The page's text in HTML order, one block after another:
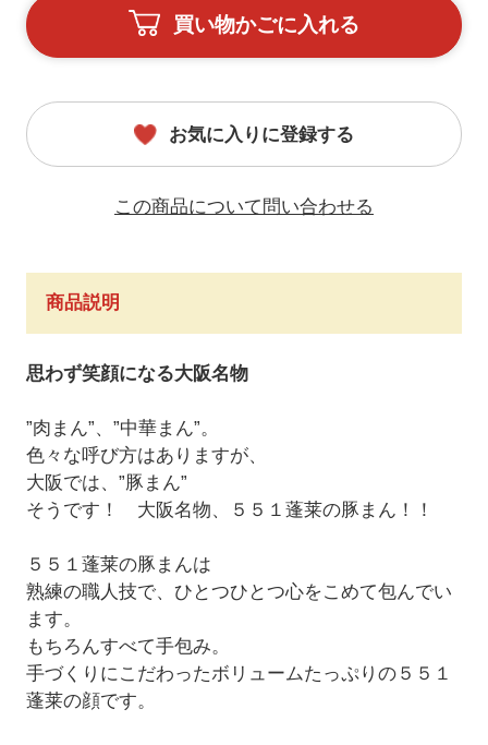
買い物かごに入れる
お気に入りに登録する
この商品について問い合わせる
商品説明
思わず笑顔になる大阪名物
”肉まん”、”中華まん”。
色々な呼び方はありますが、
大阪では、”豚まん”
そうです！ 大阪名物、５５１蓬莱の豚まん！！
５５１蓬莱の豚まんは
熟練の職人技で、ひとつひとつ心をこめて包んでい
ます。
もちろんすべて手包み。
手づくりにこだわったボリュームたっぷりの５５１
蓬莱の顔です。